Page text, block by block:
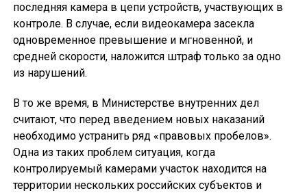
последняя камера в цепи устройств, участвующих в
контроле. В случае, если видеокамера засекла
одновременное превышение и мгновенной, и
средней скорости, наложится штраф только за одно
из нарушений.
В то же время, в Министерстве внутренних дел
считают, что перед введением новых наказаний
необходимо устранить ряд «правовых пробелов».
Одна из таких проблем ситуация, когда
контролируемый камерами участок находится на
территории нескольких российских субъектов и